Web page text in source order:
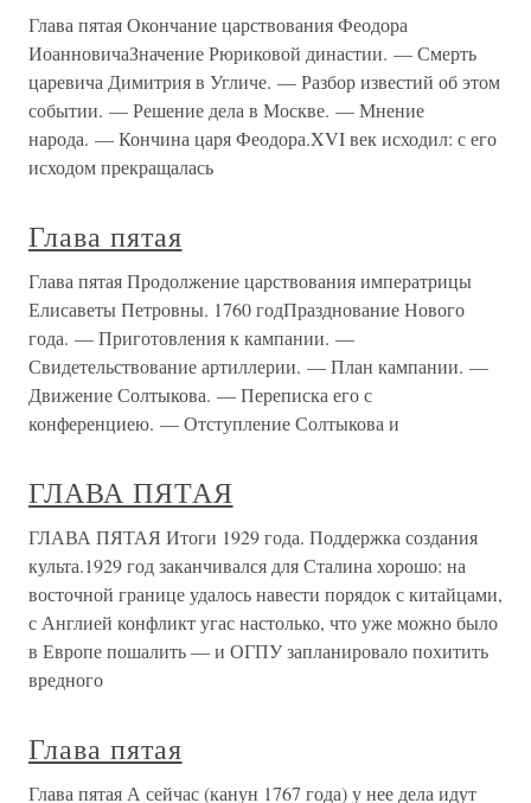
Глава пятая Окончание царствования Феодора
ИоанновичаЗначение Рюриковой династии. — Смерть
царевича Димитрия в Угличе. — Разбор известий об этом
событии. — Решение дела в Москве. — Мнение
народа. — Кончина царя Феодора.XVI век исходил: с его
исходом прекращалась
Глава пятая
Глава пятая Продолжение царствования императрицы
Елисаветы Петровны. 1760 годПразднование Нового
года. — Приготовления к кампании. —
Свидетельствование артиллерии. — План кампании. —
Движение Солтыкова. — Переписка его с
конференциею. — Отступление Солтыкова и
ГЛАВА ПЯТАЯ
ГЛАВА ПЯТАЯ Итоги 1929 года. Поддержка создания
культа.1929 год заканчивался для Сталина хорошо: на
восточной границе удалось навести порядок с китайцами,
с Англией конфликт угас настолько, что уже можно было
в Европе пошалить — и ОГПУ запланировало похитить
вредного
Глава пятая
Глава пятая А сейчас (канун 1767 года) у нее дела идут